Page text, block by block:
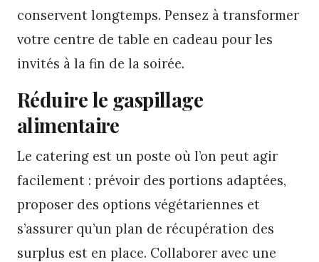
conservent longtemps. Pensez à transformer
votre centre de table en cadeau pour les
invités à la fin de la soirée.
Réduire le gaspillage
alimentaire
Le catering est un poste où l’on peut agir
facilement : prévoir des portions adaptées,
proposer des options végétariennes et
s’assurer qu’un plan de récupération des
surplus est en place. Collaborer avec une